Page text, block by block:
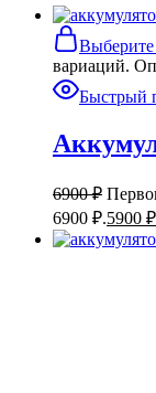
вариаций.
Быстрый
6900₽
6900 ₽.5900 ₽